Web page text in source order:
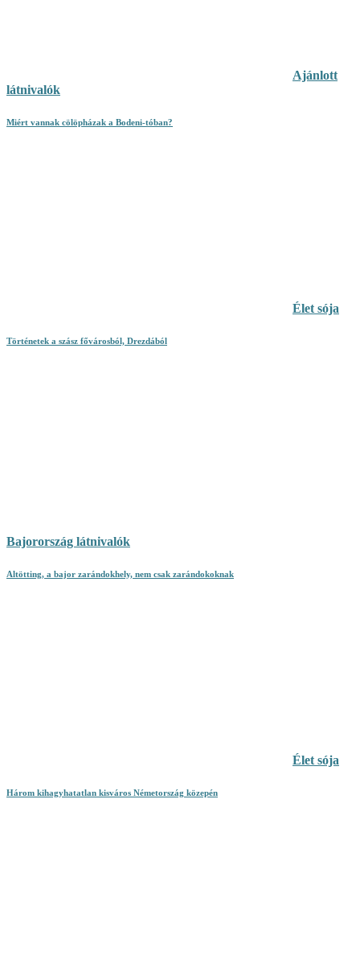
Ajánlott
látnivalók
Miért vannak cölöpházak a Bodeni-tóban?
Élet sója
Történetek a szász fővárosból, Drezdából
Bajorország látnivalók
Altötting, a bajor zarándokhely, nem csak zarándokoknak
Élet sója
Három kihagyhatatlan kisváros Németország közepén